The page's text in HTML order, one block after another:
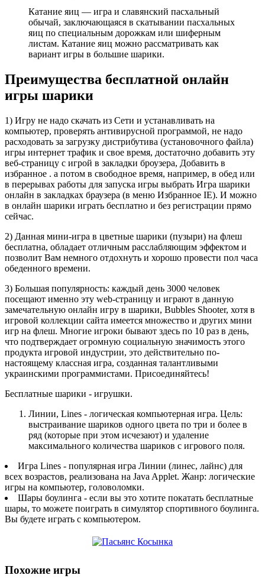
Катание яиц — игра и славянский пасхальный
обычай, заключающаяся в скатывании пасхальных
яиц по специальным дорожкам или шиферным
листам. Катание яиц можно рассматривать как
вариант игры в большие шарики.
Преимущества бесплатной онлайн
игры шарики
1) Игру не надо скачать из Сети и устанавливать на
компьютер, проверять антивирусной программой, не надо
расходовать за загрузку дистрибутива (установочного файла)
игры интернет трафик и свое время, достаточно добавить эту
веб-страницу с игрой в закладки броузера, Добавить в
избранное . а потом в свободное время, например, в обед или
в перерывах работы для запуска игры выбрать Игра шарики
онлайн в закладках браузера (в меню Избранное IE). И можно
в онлайн шарики играть бесплатно и без регистрации прямо
сейчас.
2) Данная мини-игра в цветные шарики (пузыри) на флеш
бесплатна, обладает отличным расслабляющим эффектом и
позволит Вам немного отдохнуть и хорошо провести пол часа
обеденного времени.
3) Большая популярность: каждый день 3000 человек
посещают именно эту web-страницу и играют в данную
замечательную онлайн игру в шарики, Bubbles Shooter, хотя в
игровой коллекции сайта имеется множество и других мини
игр на флеш. Многие игроки бывают здесь по 10 раз в день,
что подтверждает огромную социальную значимость этого
продукта игровой индустрии, это действительно по-
настоящему классная игра, созданная талантливыми
украинскими программистами. Присоединяйтесь!
Бесплатные шарики - игрушки.
Линии, Lines - логическая компьютерная игра. Цель:
выстраивание шариков одного цвета по три и более в
ряд (которые при этом исчезают) и удаление
максимального количества шариков с игрового поля.
Игра Lines - популярная игра Линии (линес, лайнс) для
всех возрастов, реализована на Java Applet. Жанр: логические
игры на компьютер, головоломки.
Шары боулинга - если вы это хотите покатать бесплатные
шары, то можете поиграть в симулятор спортивного боулинга.
Вы будете играть с компьютером.
Похожие игры